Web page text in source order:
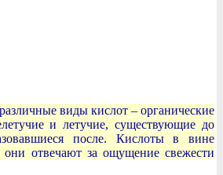
виды кислот – органические
и летучие, существующие до
после. Кислоты в вине
они отвечают за ощущение свежести